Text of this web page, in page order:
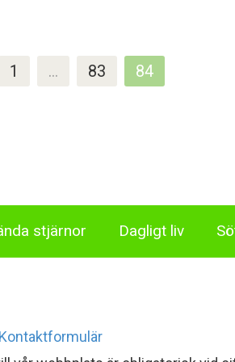
1 … 83 84
stjärnor Dagligt liv